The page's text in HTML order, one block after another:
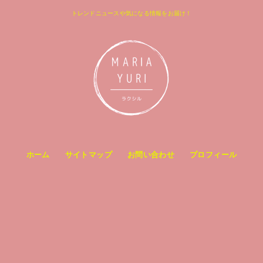
トレンドニュースや気になる情報をお届け！
ホーム サイトマップ お問い合わせ プロフィール